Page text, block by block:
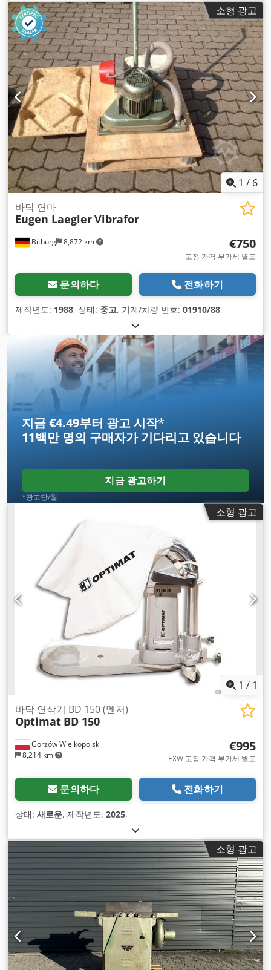
소형 광고
1 / 6
Bitburg 8,872 km
바닥 연마
Eugen LaeglerVibrafor
€750
고정 가격 부가세 별도
문의하다 전화하기
제작년도: 1988, 상태: 중고, 기계/차량 번호: 01910/88,
지금 €4.49부터 광고 시작*
11백만 명의 구매자가 기다리고 있습니다
지금 광고하기
*광고당/월
소형 광고
1 / 1
Gorzów Wielkopolski
8,214 km
바닥 연삭기 BD 150 (멘저)
Optimat BD 150
€995
EXW 고정 가격 부가세 별도
문의하다 전화하기
상태: 새로운, 제작년도: 2025,
소형 광고